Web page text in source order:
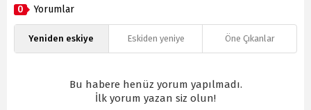
0 Yorumlar
Yeniden eskiye Eskiden yeniye Öne Çıkanlar
Bu habere henüz yorum yapılmadı.
İlk yorum yazan siz olun!